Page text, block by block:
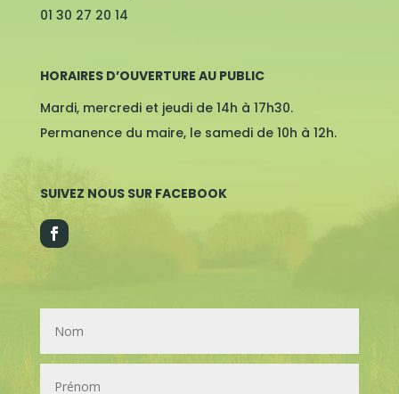
01 30 27 20 14
HORAIRES D’OUVERTURE AU PUBLIC
Mardi, mercredi et jeudi de 14h à 17h30.
Permanence du maire, le samedi de 10h à 12h.
SUIVEZ NOUS SUR FACEBOOK